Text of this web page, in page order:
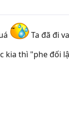
Ta đã đi
kia thì "phe đối